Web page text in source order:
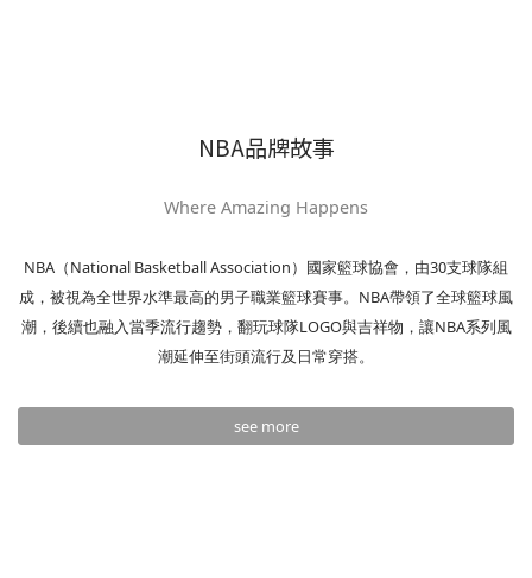
NBA品牌故事
Where Amazing Happens
NBA（National Basketball Association）國家籃球協會，由30支球隊組
成，被視為全世界水準最高的男子職業籃球賽事。NBA帶領了全球籃球風
潮，後續也融入當季流行趨勢，翻玩球隊LOGO與吉祥物，讓NBA系列風
潮延伸至街頭流行及日常穿搭。
see more